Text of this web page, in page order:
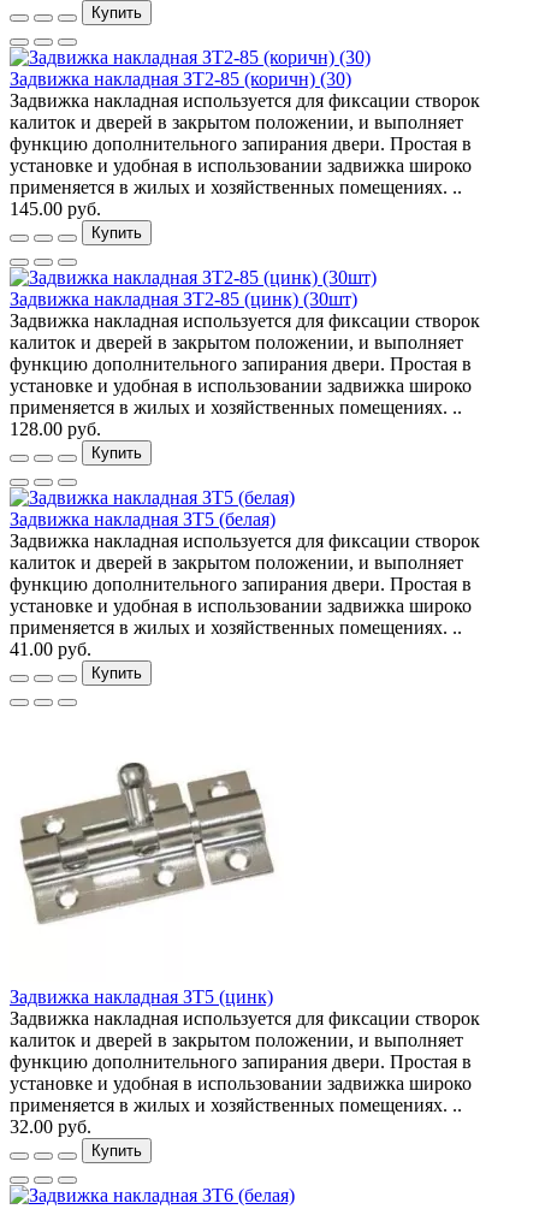
Купить
Задвижка накладная ЗТ2-85 (коричн) (30)
Задвижка накладная используется для фиксации створок
калиток и дверей в закрытом положении, и выполняет
функцию дополнительного запирания двери. Простая в
установке и удобная в использовании задвижка широко
применяется в жилых и хозяйственных помещениях. ..
145.00 руб.
Купить
Задвижка накладная ЗТ2-85 (цинк) (30шт)
Задвижка накладная используется для фиксации створок
калиток и дверей в закрытом положении, и выполняет
функцию дополнительного запирания двери. Простая в
установке и удобная в использовании задвижка широко
применяется в жилых и хозяйственных помещениях. ..
128.00 руб.
Купить
Задвижка накладная ЗТ5 (белая)
Задвижка накладная используется для фиксации створок
калиток и дверей в закрытом положении, и выполняет
функцию дополнительного запирания двери. Простая в
установке и удобная в использовании задвижка широко
применяется в жилых и хозяйственных помещениях. ..
41.00 руб.
Купить
Задвижка накладная ЗТ5 (цинк)
Задвижка накладная используется для фиксации створок
калиток и дверей в закрытом положении, и выполняет
функцию дополнительного запирания двери. Простая в
установке и удобная в использовании задвижка широко
применяется в жилых и хозяйственных помещениях. ..
32.00 руб.
Купить